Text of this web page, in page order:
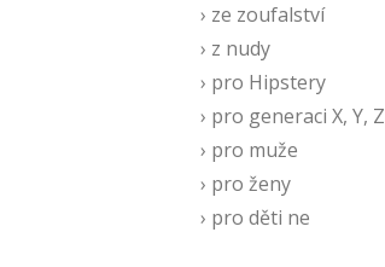
› ze zoufalství
› z nudy
› pro Hipstery
› pro generaci X, Y, Z
› pro muže
› pro ženy
› pro děti ne